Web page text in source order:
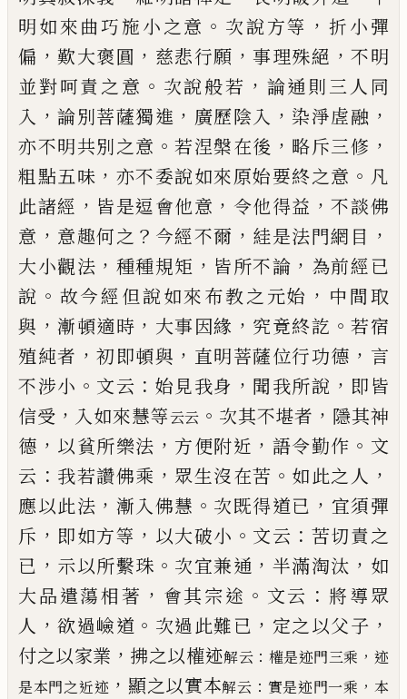
明如來曲巧施小之意 。 次說方等 ， 折小彈
偏 ，歎大褒圓 ， 慈悲行願 ，事理殊絕 ，不明
並對呵責之意 。 次說般若 ， 論通則三人同
入 ，論別菩薩獨進 ， 廣歷陰入 ， 染淨虗融 ，
亦不明共別之意 。若涅槃在後 ， 略斥三修 ，
粗點五味 ， 亦不委說如來原始要終之意 。 凡
此諸經 ， 皆是逗會他意 ， 令他得益 ，不談佛
意 ， 意趣何之 ？ 今經不爾 ， 絓是法門網目 ，
大小觀法 ， 種種規矩 ， 皆所不論 ， 為前經已
說 。 故今經但說如來布教之元始 ， 中間取
與 ，漸頓適時 ， 大事因緣 ， 究竟終訖 。若宿
殖純者 ，初即頓與 ， 直明菩薩位行功德 ， 言
不涉小 。 文云 ： 始見我身 ， 聞我所說 ， 即皆
信受 ， 入如來慧等云云 。 次其不堪者 ， 隱其神
德 ， 以貧所樂法 ， 方便附近 ， 語令勤作 。 文
云 ： 我若讚佛乘 ， 眾生沒在苦 。 如此之人 ，
應以此法 ， 漸入佛慧 。 次既得道已 ， 宜須彈
斥 ， 即如方等 ， 以大破小 。 文云 ： 苦切責之
已 ， 示以所繫珠 。 次宜兼通 ， 半滿淘汰 ， 如
大品遣蕩相著 ， 會其宗途 。 文云 ： 將導眾
人 ，欲過嶮道 。 次過此難已 ， 定之以父子 ，
付之以家業 ， 拂之以權迹解云 ： 權是迹門三乘 ， 迹
是本門之近迹 ， 顯之以實本解云 ： 實是迹門一乘 ， 本